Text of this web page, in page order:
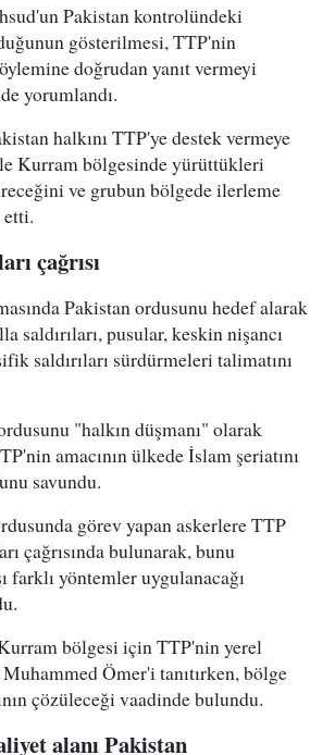
Pakistan kontrolündeki
gösterilmesi, TTP'nin
doğrudan yanıt vermeyi
yorumlandı.
halkını TTP'ye destek vermeye
Kurram bölgesinde yürüttükleri
ve grubun bölgede ilerleme
çağrısı
Pakistan ordusunu hedef alarak
saldırıları, pusular, keskin nişancı
saldırıları sürdürmeleri talimatını
"halkın düşmanı" olarak
amacının ülkede İslam şeriatını
savundu.
görev yapan askerlere TTP
çağrısında bulunarak, bunu
farklı yöntemler uygulanacağı
bölgesi için TTP'nin yerel
Ömer'i tanıtırken, bölge
çözüleceği vaadinde bulundu.
alanı Pakistan